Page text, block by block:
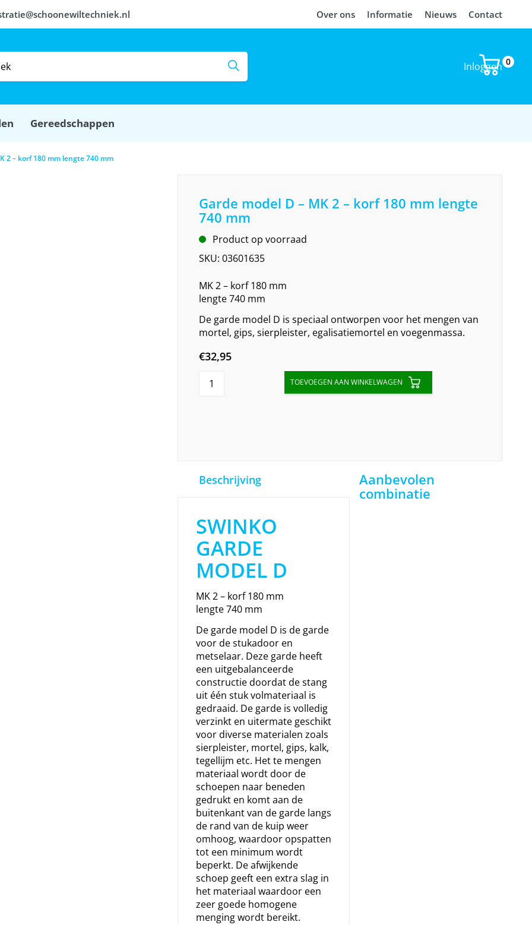
Over ons Informatie Nieuws Contact
0
Inloggen
Gereedschappen
2 – korf 180 mm lengte 740 mm
Garde model D – MK 2 – korf 180 mm lengte
740 mm
Product op voorraad
SKU: 03601635
MK 2 – korf 180 mm
lengte 740 mm
De garde model D is speciaal ontworpen voor het mengen van
mortel, gips, sierpleister, egalisatiemortel en voegenmassa.
€32,95
TOEVOEGEN AAN WINKELWAGEN
Beschrijving
SWINKO
GARDE
MODEL D
MK 2 – korf 180 mm
lengte 740 mm
De garde model D is de garde
voor de stukadoor en
metselaar. Deze garde heeft
een uitgebalanceerde
constructie doordat de stang
uit één stuk volmateriaal is
gedraaid. De garde is volledig
verzinkt en uitermate geschikt
voor diverse materialen zoals
sierpleister, mortel, gips, kalk,
tegellijm etc. Het te mengen
materiaal wordt door de
schoepen naar beneden
gedrukt en komt aan de
buitenkant van de garde langs
de rand van de kuip weer
omhoog, waardoor opspatten
tot een minimum wordt
beperkt. De afwijkende
schoep geeft een extra slag in
het materiaal waardoor een
zeer goede homogene
menging wordt bereikt.
Aanbevolen
combinatie